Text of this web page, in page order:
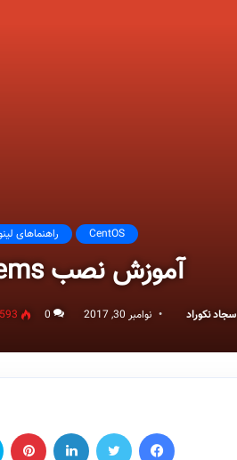
CentOS راهنماهای
آموزش نصب RubyGems
سجاد نکوراد نوامبر 30, 2017 0
فیسبوک توییتر لینکداین پینتریست